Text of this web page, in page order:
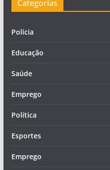
Categorias
Polícia
Educação
Saúde
Emprego
Política
Esportes
Emprego